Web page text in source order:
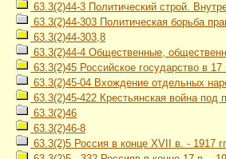
63.3(2)44-3 Политический строй.
63.3(2)44-303 Политическая борьба
63.3(2)44-303,8
63.3(2)44-4 Общественные,
63.3(2)45 Российское государство в 17
63.3(2)45-04 Вхождение отдельных
63.3(2)45-422 Крестьянская война
63.3(2)46
63.3(2)46-8
63.3(2)5 Россия в конце XVII в. - 1917